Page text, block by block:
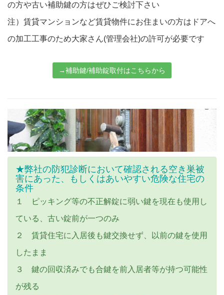
の方や古い補助鍵の方はぜひご検討下さい
注）賃貸マンションなど賃貸物件にお住まいの方はドアへ
の加工工事のため大家さん(管理会社)の許可が必要です
→補助鍵/補助錠取付はこちらから
★弊社の防犯診断において確認される空き巣被
害にあった、もしくはあいやすい危険な住宅の
条件
１ ピッキング等の不正解錠に弱い鍵を現在も使用し
ている、古い錠前が一つのみ
２ 賃貸住宅に入居後も鍵交換せず、以前の鍵を使用
したまま
３ 鍵の回収済みでも合鍵を前入居者等が持つ可能性
が残る